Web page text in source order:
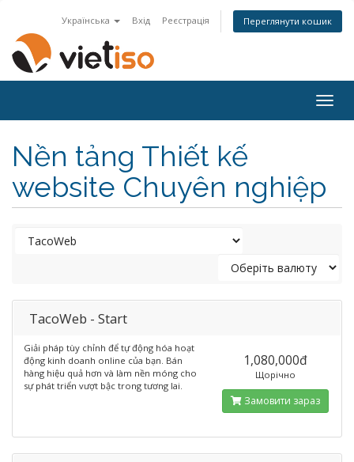
Українська Вхід Реєстрація Переглянути кошик
Nền tảng Thiết kế
website Chuyên nghiệp
TacoWeb - Start
Giải pháp tùy chỉnh để tự động hóa hoạt
động kinh doanh online của bạn. Bán
hàng hiệu quả hơn và làm nền móng cho
sự phát triển vượt bậc trong tương lai.
1,080,000đ
Щорічно
Замовити зараз